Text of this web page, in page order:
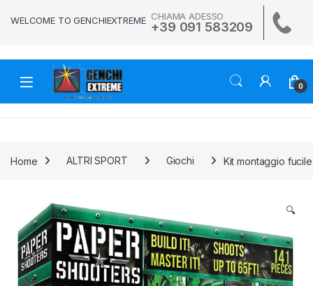
WELCOME TO GENCHIEXTREME CHIAMA ADESSO
+39 091 583209
0
Home ALTRI SPORT Giochi Kit montaggio
🔍